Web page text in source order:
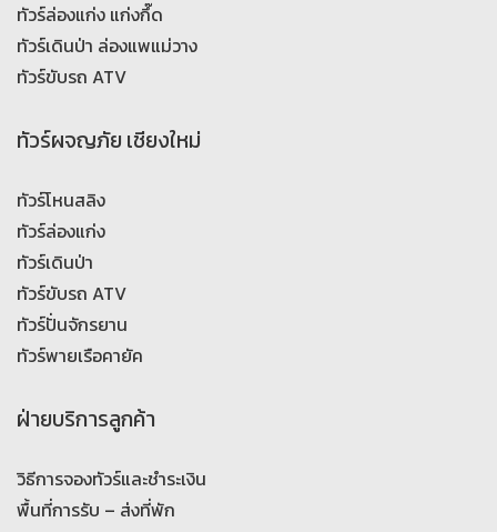
ทัวร์ล่องแก่ง แก่งกึ๊ด
ทัวร์เดินป่า ล่องแพแม่วาง
ทัวร์ขับรถ ATV
ทัวร์ผจญภัย เชียงใหม่
ทัวร์โหนสลิง
ทัวร์ล่องแก่ง
ทัวร์เดินป่า
ทัวร์ขับรถ ATV
ทัวร์ปั่นจักรยาน
ทัวร์พายเรือคายัค
ฝ่ายบริการลูกค้า
วิธีการจองทัวร์และชำระเงิน
พื้นที่การรับ – ส่งที่พัก